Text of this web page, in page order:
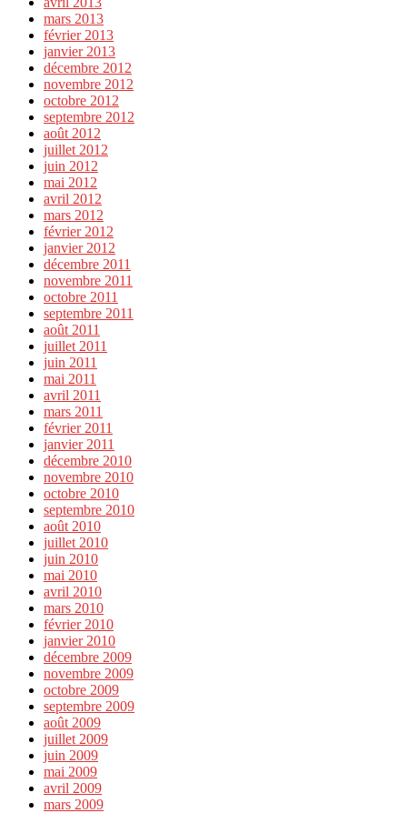
mars 2013
février 2013
janvier 2013
décembre 2012
novembre 2012
octobre 2012
septembre 2012
août 2012
juillet 2012
juin 2012
mai 2012
avril 2012
mars 2012
février 2012
janvier 2012
décembre 2011
novembre 2011
octobre 2011
septembre 2011
août 2011
juillet 2011
juin 2011
mai 2011
avril 2011
mars 2011
février 2011
janvier 2011
décembre 2010
novembre 2010
octobre 2010
septembre 2010
août 2010
juillet 2010
juin 2010
mai 2010
avril 2010
mars 2010
février 2010
janvier 2010
décembre 2009
novembre 2009
octobre 2009
septembre 2009
août 2009
juillet 2009
juin 2009
mai 2009
avril 2009
mars 2009